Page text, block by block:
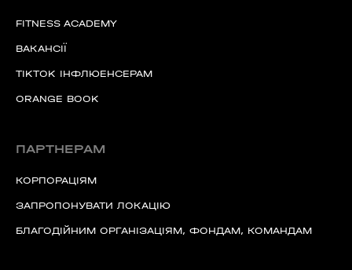
FITNESS ACADEMY
ВАКАНСІЇ
TIKTOK ІНФЛЮЕНСЕРАМ
ORANGE BOOK
ПАРТНЕРАМ
КОРПОРАЦІЯМ
ЗАПРОПОНУВАТИ ЛОКАЦІЮ
БЛАГОДІЙНИМ ОРГАНІЗАЦІЯМ, ФОНДАМ, КОМАНДАМ